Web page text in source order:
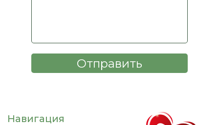
Навигация